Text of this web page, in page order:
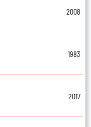
2008
1983
2017